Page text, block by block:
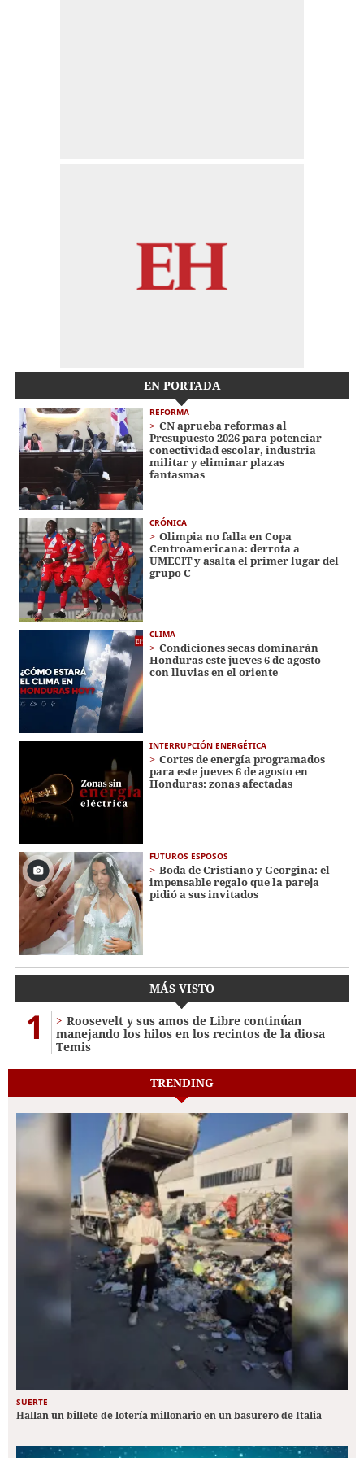
EN PORTADA
REFORMA
CN aprueba reformas al
Presupuesto 2026 para potenciar
conectividad escolar, industria
militar y eliminar plazas
fantasmas
CRÓNICA
Olimpia no falla en Copa
Centroamericana: derrota a
UMECIT y asalta el primer lugar del
grupo C
CLIMA
Condiciones secas dominarán
Honduras este jueves 6 de agosto
con lluvias en el oriente
INTERRUPCIÓN ENERGÉTICA
Cortes de energía programados
para este jueves 6 de agosto en
Honduras: zonas afectadas
FUTUROS ESPOSOS
Boda de Cristiano y Georgina: el
impensable regalo que la pareja
pidió a sus invitados
MÁS VISTO
1
Roosevelt y sus amos de Libre continúan
manejando los hilos en los recintos de la diosa
Temis
TRENDING
SUERTE
Hallan un billete de lotería millonario en un basurero de Italia